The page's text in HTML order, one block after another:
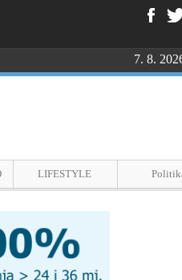
Dan pobjede i domovinske
7. 8.
LIFESTYLE